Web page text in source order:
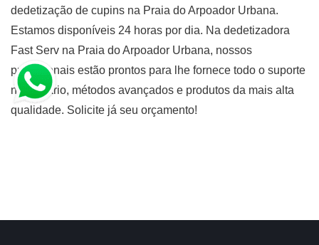
dedetização de cupins na Praia do Arpoador Urbana.
Estamos disponíveis 24 horas por dia. Na dedetizadora
Fast Serv na Praia do Arpoador Urbana, nossos
profissionais estão prontos para lhe fornece todo o suporte
necessário, métodos avançados e produtos da mais alta
qualidade. Solicite já seu orçamento!